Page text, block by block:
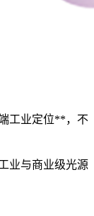
工业定位**，不
业与商业级光源